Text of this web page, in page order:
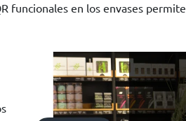
funcionales en los envases